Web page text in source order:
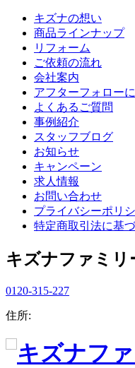
キズナの想い
商品ラインナップ
リフォーム
ご依頼の流れ
会社案内
アフターフォロー
よくあるご質問
事例紹介
スタッフブログ
お知らせ
キャンペーン
求人情報
お問い合わせ
プライバシーポリ
特定商取引法に基
キズナファミリ
0120-315-227
住所: